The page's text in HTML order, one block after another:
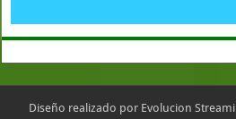
Diseño realizado por Evolucion